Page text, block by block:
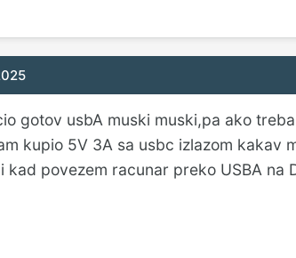
gotov usbA muski muski,pa ako
kupio 5V 3A sa usbc izlazom kakav
kad povezem racunar preko USBA na